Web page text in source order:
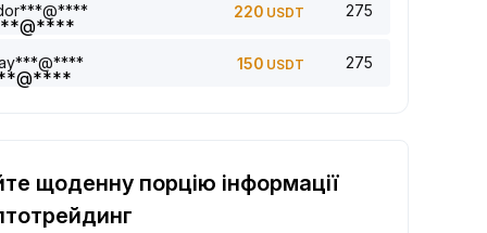
коментар (0/5)
виконання
Поширити статтю в соцмережах (0/5)
виконання+2
220 USDT 275
150 USDT 275
щоденну порцію інформації